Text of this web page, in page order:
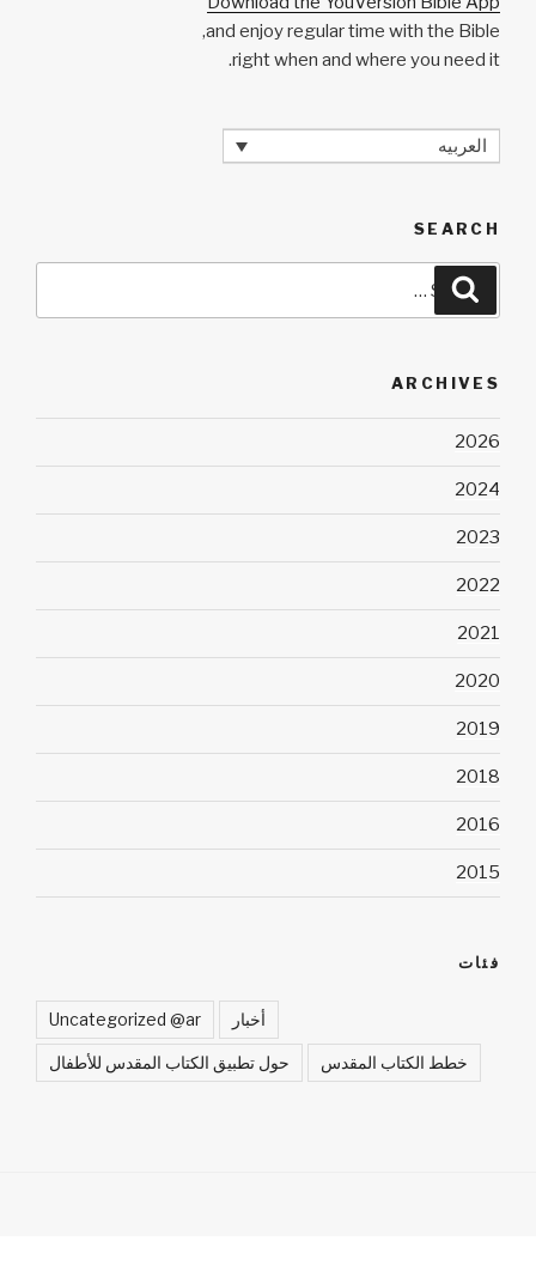
and enjoy regular time with the Bible,
right when and where you need it.
العربيه
SEARCH
Search
for:
Search
ARCHIVES
2026
2024
2023
2022
2021
2020
2019
2018
2016
2015
فئات
Uncategorized @ar أخبار
حول تطبيق الكتاب المقدس للأطفال خطط الكتاب المقدس